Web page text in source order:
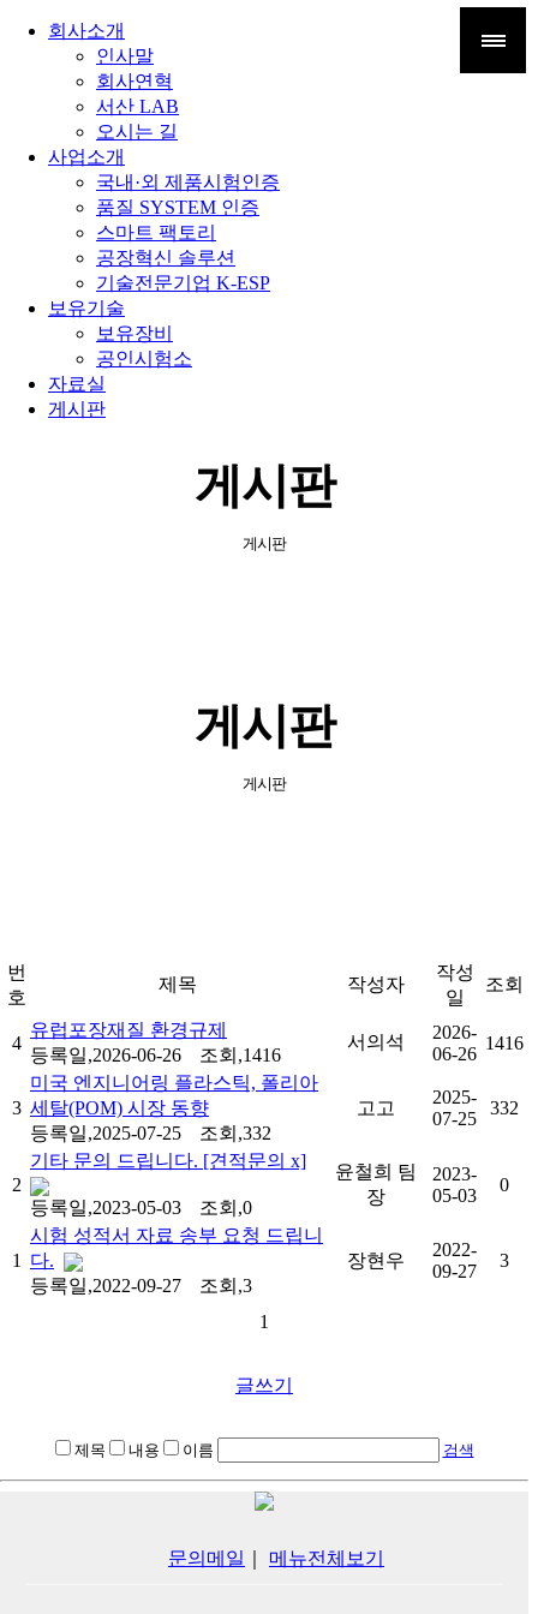
회사소개
인사말
회사연혁
서산 LAB
오시는 길
사업소개
국내·외 제품시험인증
품질 SYSTEM 인증
스마트 팩토리
공장혁신 솔루션
기술전문기업 K-ESP
보유기술
보유장비
공인시험소
자료실
게시판
게시판
게시판
게시판
게시판
번
호
제목 작성자
작성
일
조회
4
유럽포장재질 환경규제
등록일,2026-06-26
조회,1416
서의석
2026-
06-26
1416
3
미국 엔지니어링 플라스틱, 폴리아
세탈(POM) 시장 동향
등록일,2025-07-25
조회,332
고고
2025-
07-25
332
2
기타 문의 드립니다. [견적문의 x]
등록일,2023-05-03 조회,0
윤철희 팀
장
2023-
05-03
0
1
시험 성적서 자료 송부 요청 드립니
다.
등록일,2022-09-27
조회,3
장현우
2022-
09-27
3
1
글쓰기
제목 내용 이름 검색
문의메일 메뉴전체보기